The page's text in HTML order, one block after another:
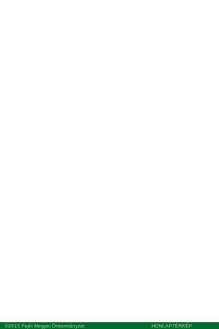
©2015 Fejér Megyei Önkormányzat HONLAPTÉRKÉP